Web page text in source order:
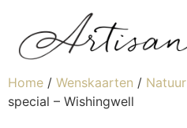
Home / Wenskaarten / Natuur
special – Wishingwell